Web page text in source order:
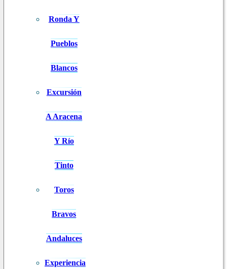
Ronda Y
Pueblos
Blancos
Excursión
A Aracena
Y Río
Tinto
Toros
Bravos
Andaluces
Experiencia